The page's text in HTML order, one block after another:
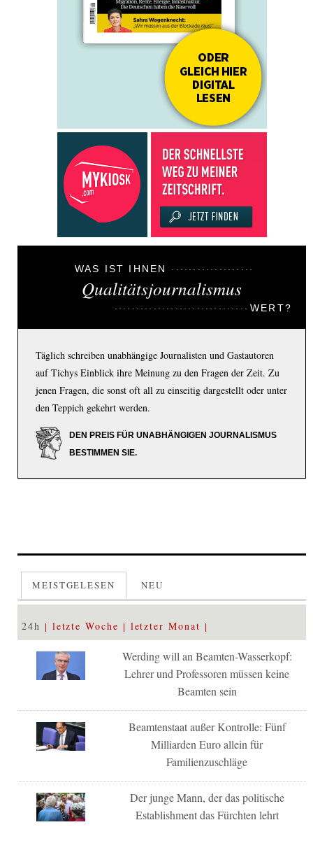
WAS IST IHNEN
Qualitätsjournalismus
WERT?
Täglich schreiben unabhängige Journalisten und Gastautoren
auf Tichys Einblick ihre Meinung zu den Fragen der Zeit. Zu
jenen Fragen, die sonst oft all zu einseitig dargestellt oder unter
den Teppich gekehrt werden.
DEN PREIS FÜR UNABHÄNGIGEN JOURNALISMUS
BESTIMMEN SIE.
MEISTGELESEN NEU
24h letzte Woche letzter Monat
Werding will an Beamten-Wasserkopf:
Lehrer und Professoren müssen keine
Beamten sein
Beamtenstaat außer Kontrolle: Fünf
Milliarden Euro allein für
Familienzuschläge
Der junge Mann, der das politische
Establishment das Fürchten lehrt